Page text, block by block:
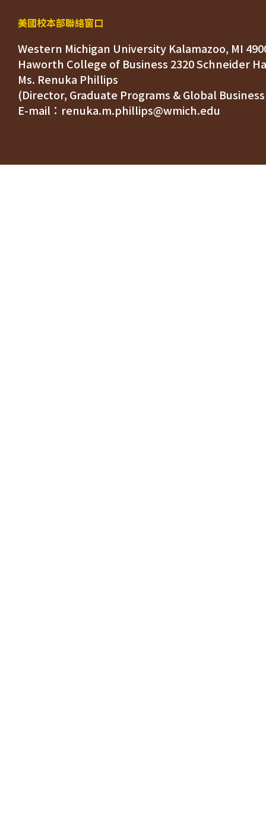
美國校本部聯絡窗口
Western Michigan University Kalamazoo, MI
Ms. Renuka Phillips
(Director, Graduate Programs & Global
E-mail：renuka.m.phillips@wmich.edu